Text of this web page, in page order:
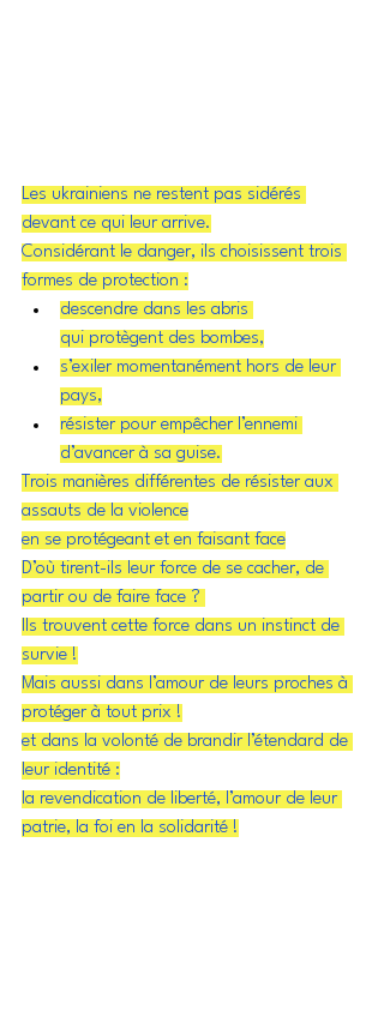
Les ukrainiens ne restent pas sidérés
devant ce qui leur arrive.
Considérant le danger, ils choisissent trois
formes de protection :
descendre dans les abris
qui protègent des bombes,
s’exiler momentanément hors de leur
pays,
résister pour empêcher l’ennemi
d’avancer à sa guise.
Trois manières différentes de résister aux
assauts de la violence
en se protégeant et en faisant face
D’où tirent-ils leur force de se cacher, de
partir ou de faire face ?
Ils trouvent cette force dans un instinct de
survie !
Mais aussi dans l’amour de leurs proches à
protéger à tout prix !
et dans la volonté de brandir l’étendard de
leur identité :
la revendication de liberté, l’amour de leur
patrie, la foi en la solidarité !